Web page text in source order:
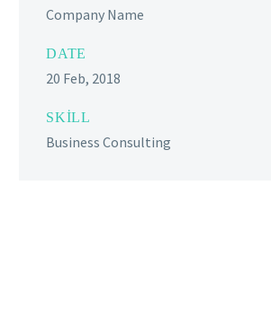
Company Name
DATE
20 Feb, 2018
SKILL
Business Consulting